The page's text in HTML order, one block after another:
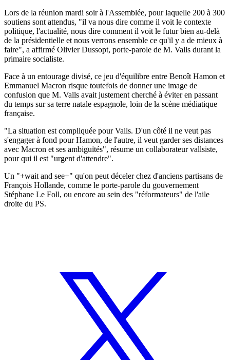
Lors de la réunion mardi soir à l'Assemblée, pour laquelle 200 à 300
soutiens sont attendus, "il va nous dire comme il voit le contexte
politique, l'actualité, nous dire comment il voit le futur bien au-delà
de la présidentielle et nous verrons ensemble ce qu'il y a de mieux à
faire", a affirmé Olivier Dussopt, porte-parole de M. Valls durant la
primaire socialiste.
Face à un entourage divisé, ce jeu d'équilibre entre Benoît Hamon et
Emmanuel Macron risque toutefois de donner une image de
confusion que M. Valls avait justement cherché à éviter en passant
du temps sur sa terre natale espagnole, loin de la scène médiatique
française.
"La situation est compliquée pour Valls. D'un côté il ne veut pas
s'engager à fond pour Hamon, de l'autre, il veut garder ses distances
avec Macron et ses ambiguïtés", résume un collaborateur vallsiste,
pour qui il est "urgent d'attendre".
Un "+wait and see+" qu'on peut déceler chez d'anciens partisans de
François Hollande, comme le porte-parole du gouvernement
Stéphane Le Foll, ou encore au sein des "réformateurs" de l'aile
droite du PS.